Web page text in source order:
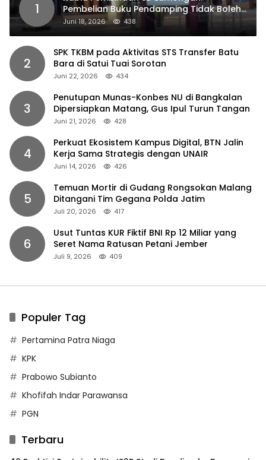
1
Pembelian Buku Pendamping Tidak Boleh
Dipaksakan
Juni 18, 2026 438
2
SPK TKBM pada Aktivitas STS Transfer Batu
Bara di Satui Tuai Sorotan
Juni 22, 2026 434
3
Penutupan Munas-Konbes NU di Bangkalan
Dipersiapkan Matang, Gus Ipul Turun Tangan
Juni 21, 2026 428
4
Perkuat Ekosistem Kampus Digital, BTN Jalin
Kerja Sama Strategis dengan UNAIR
Juni 14, 2026 426
5
Temuan Mortir di Gudang Rongsokan Malang
Ditangani Tim Gegana Polda Jatim
Juli 20, 2026 417
6
Usut Tuntas KUR Fiktif BNI Rp 12 Miliar yang
Seret Nama Ratusan Petani Jember
Juli 9, 2026 409
Populer Tag
Pertamina Patra Niaga
KPK
Prabowo Subianto
Khofifah Indar Parawansa
PGN
Terbaru